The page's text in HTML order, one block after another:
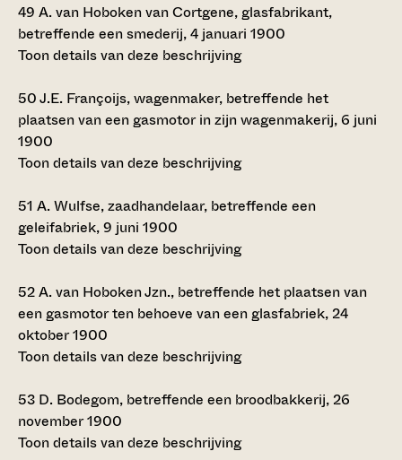
49 A. van Hoboken van Cortgene, glasfabrikant,
betreffende een smederij, 4 januari 1900
Toon details van deze beschrijving
50J.E. Françoijs, wagenmaker, betreffende het
plaatsen van een gasmotor in zijn wagenmakerij, 6 juni
1900
Toon details van deze beschrijving
51 A. Wulfse, zaadhandelaar, betreffende een
geleifabriek, 9 juni 1900
Toon details van deze beschrijving
52A. van Hoboken Jzn., betreffende het plaatsen van
een gasmotor ten behoeve van een glasfabriek, 24
oktober 1900
Toon details van deze beschrijving
53 D. Bodegom, betreffende een broodbakkerij, 26
november 1900
Toon details van deze beschrijving